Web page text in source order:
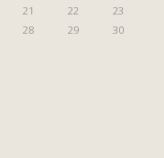
21 22
23
28 29
30